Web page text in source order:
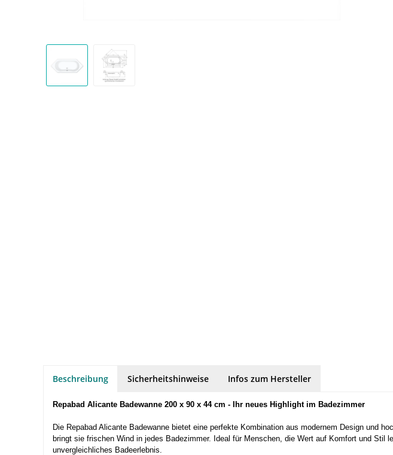
Beschreibung Sicherheitshinweise Infos zum Hersteller
Repabad Alicante Badewanne 200 x 90 x 44 cm - Ihr neues Highlight im Badezimmer
Die Repabad Alicante Badewanne bietet eine perfekte Kombination aus modernem Design und
bringt sie frischen Wind in jedes Badezimmer. Ideal für Menschen, die Wert auf Komfort und Stil
unvergleichliches Badeerlebnis.